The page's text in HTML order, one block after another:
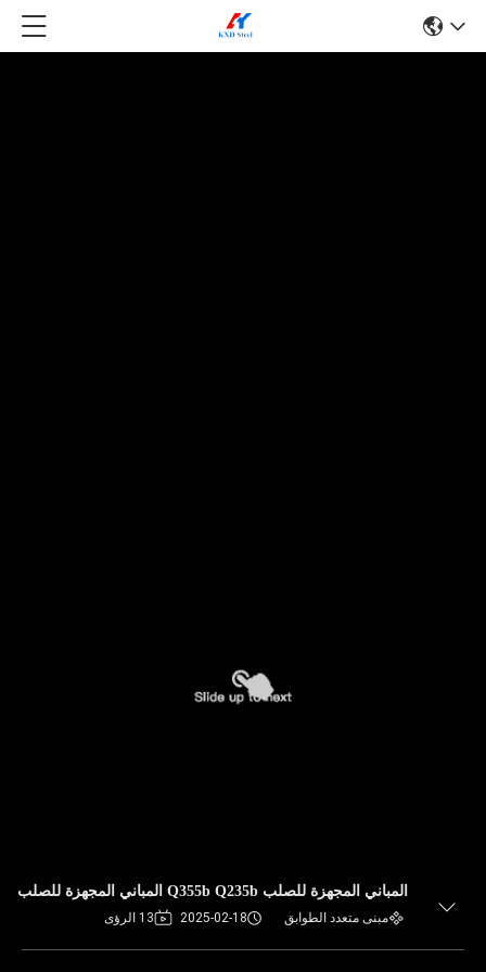
المباني المجهزة للصلب Q355b Q235b المباني المجهزة للصلب
مبنى متعدد الطوابق 2025-02-18 13 الرؤى